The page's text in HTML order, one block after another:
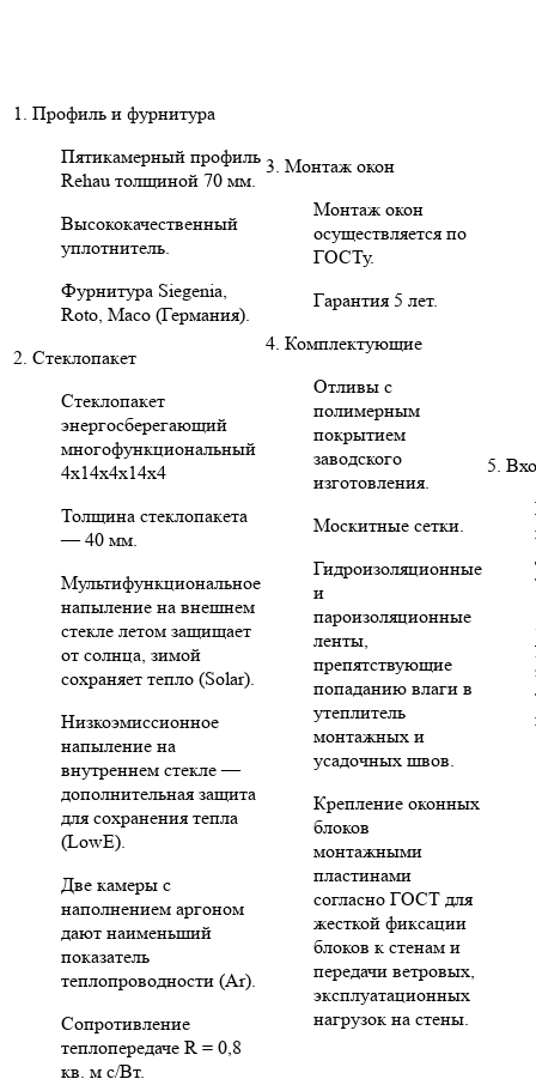
1. Профиль и фурнитура
Пятикамерный профиль
Rehau толщиной 70 мм.
Высококачественный
уплотнитель.
Фурнитура Siegenia,
Roto, Maco (Германия).
2. Стеклопакет
Стеклопакет
энергосберегающий
многофункциональный
4х14х4х14х4
Толщина стеклопакета
— 40 мм.
Мультифункциональное
напыление на внешнем
стекле летом защищает
от солнца, зимой
сохраняет тепло (Solar).
Низкоэмиссионное
напыление на
внутреннем стекле —
дополнительная защита
для сохранения тепла
(LowE).
Две камеры с
наполнением аргоном
дают наименьший
показатель
теплопроводности (Ar).
Сопротивление
теплопередаче R = 0,8
кв. м с/Вт.
3. Монтаж окон
Монтаж окон
осуществляется по
ГОСТу.
Гарантия 5 лет.
4. Комплектующие
Отливы с
полимерным
покрытием
заводского
изготовления.
Москитные сетки.
Гидроизоляционные
и
пароизоляционные
ленты,
препятствующие
попаданию влаги в
утеплитель
монтажных и
усадочных швов.
Крепление оконных
блоков
монтажными
пластинами
согласно ГОСТ для
жесткой фиксации
блоков к стенам и
передачи ветровых,
эксплуатационных
нагрузок на стены.
5.